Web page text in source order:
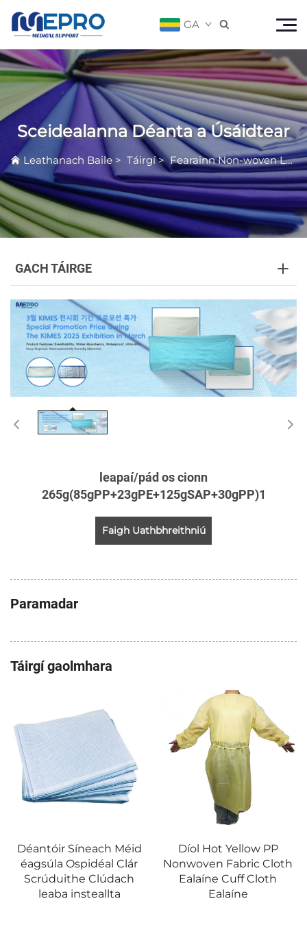
GA 
Sceidealanna Déanta a Úsáidtear
Leathanach Baile > Táirgí>Fearainn Non-woven Leighis
GACH TÁIRGE
leapaí/pád os cionn
265g(85gPP+23gPE+125gSAP+30gPP)1
Faigh Uathbhreithniú
Paramadar
Táirgí gaolmhara
Déantóir Síneach Méid
éagsúla Ospidéal Clár
Scrúduithe Clúdach
leaba insteallta
Díol Hot Yellow PP
Nonwoven Fabric Cloth
Ealaíne Cuff Cloth
Ealaíne